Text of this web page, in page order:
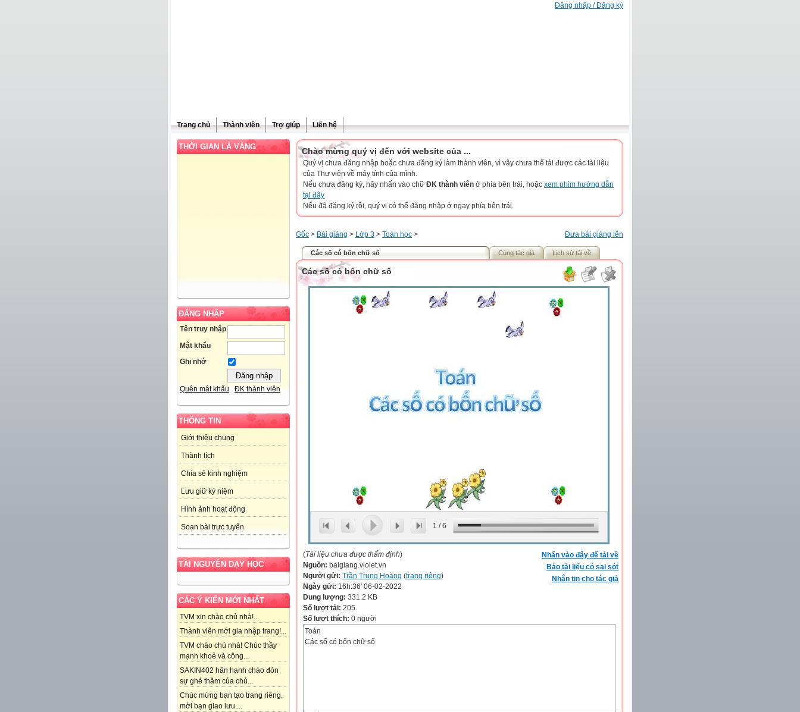
Đăng nhập / Đăng ký
Trang chủ Thành viên Trợ giúp Liên hệ
THỜI GIAN LÀ VÀNG
ĐĂNG NHẬP
Tên truy nhập
Mật khẩu
Ghi nhớ
Quên mật khẩu ĐK thành viên
THÔNG TIN
Giới thiệu chung
Thành tích
Chia sẻ kinh nghiệm
Lưu giữ kỷ niệm
Hình ảnh hoạt động
Soạn bài trực tuyến
TÀI NGUYÊN DẠY HỌC
CÁC Ý KIẾN MỚI NHẤT
TVM xin chào chủ nhà!...
Thành viên mới gia nhập trang!...
TVM chào chủ nhà! Chúc thầy
mạnh khoẻ và công...
SAKIN402 hân hạnh chào đón
sự ghé thăm của chủ...
Chúc mừng bạn tạo trang riêng.
mời bạn giao lưu....
Chào mừng quý vị đến với website của ...
Quý vị chưa đăng nhập hoặc chưa đăng ký làm thành viên, vì vậy chưa thể tải được các tài liệu
của Thư viện về máy tính của mình.
Nếu chưa đăng ký, hãy nhấn vào chữ ĐK thành viên ở phía bên trái, hoặc xem phim hướng dẫn
tại đây
Nếu đã đăng ký rồi, quý vị có thể đăng nhập ở ngay phía bên trái.
Đưa bài giảng lên
Gốc > Bài giảng > Lớp 3 > Toán học >
Các số có bốn chữ số Cùng tác giả Lịch sử tải về
Các số có bốn chữ số
1 /6
Nhấn vào đây để tải về
Báo tài liệu có sai sót
Nhắn tin cho tác giả
(Tài liệu chưa được thẩm định)
Nguồn: baigiang.violet.vn
Người gửi: Trần Trung Hoàng (trang riêng)
Ngày gửi: 16h:36' 06-02-2022
Dung lượng: 331.2 KB
Số lượt tải: 205
Số lượt thích: 0 người
Toán
Các số có bốn chữ số